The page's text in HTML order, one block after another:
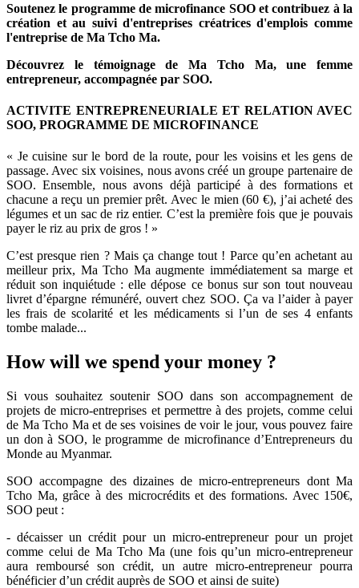
Soutenez le programme de microfinance SOO et contribuez à la
création et au suivi d'entreprises créatrices d'emplois comme
l'entreprise de Ma Tcho Ma.
Découvrez le témoignage de Ma Tcho Ma, une femme
entrepreneur, accompagnée par SOO.
ACTIVITE ENTREPRENEURIALE ET RELATION AVEC
SOO, PROGRAMME DE MICROFINANCE
« Je cuisine sur le bord de la rou­te, pour les voisins et les gens de
passage. Avec six voisines, nous avons créé un groupe partenaire de
SOO. Ensemble, nous avons déjà parti­cipé à des formations et
chacune a reçu un premier prêt. Avec le mien (60 €), j’ai acheté des
légumes et un sac de riz en­tier. C’est la première fois que je pouvais
payer le riz au prix de gros ! »
C’est presque rien ? Mais ça change tout ! Parce qu’en ache­tant au
meilleur prix, Ma Tcho Ma augmente immédiatement sa marge et
réduit son inquié­tude : elle dépose ce bonus sur son tout nouveau
livret d’épar­gne rémunéré, ouvert chez SOO. Ça va l’aider à payer
les frais de scolarité et les médica­ments si l’un de ses 4 enfants
tombe malade...
How will we spend your money ?
Si vous souhaitez soutenir SOO dans son accompagnement de
projets de micro-entreprises et permettre à des projets, comme celui
de Ma Tcho Ma et de ses voisines de voir le jour, vous pouvez faire
un don à SOO, le programme de microfinance d’Entrepreneurs du
Monde au Myanmar.
SOO accompagne des dizaines de micro-entrepreneurs dont Ma
Tcho Ma, grâce à des microcrédits et des formations. Avec 150€,
SOO peut :
- décaisser un crédit pour un micro-entrepreneur pour un projet
comme celui de Ma Tcho Ma (une fois qu’un micro-entrepreneur
aura remboursé son crédit, un autre micro-entrepreneur pourra
bénéficier d’un crédit auprès de SOO et ainsi de suite)